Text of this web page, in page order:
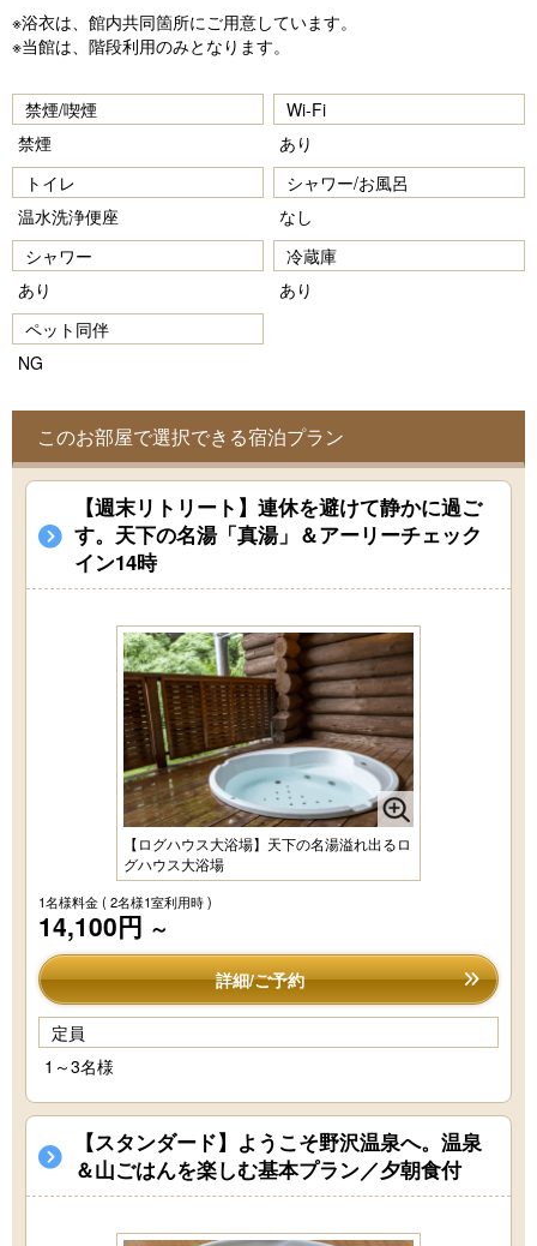
※浴衣は、館内共同箇所にご用意しています。
※当館は、階段利用のみとなります。
禁煙/喫煙
禁煙
Wi-Fi
あり
トイレ
温水洗浄便座
シャワー/お風呂
なし
シャワー
あり
冷蔵庫
あり
ペット同伴
NG
このお部屋で選択できる宿泊プラン
【週末リトリート】連休を避けて静かに過ご
す。天下の名湯「真湯」＆アーリーチェック
イン14時
【ログハウス大浴場】天下の名湯溢れ出るロ
グハウス大浴場
1名様料金( 2名様1室利用時 )
14,100円 ～
詳細/ご予約
定員
1～3名様
【スタンダード】ようこそ野沢温泉へ。温泉
＆山ごはんを楽しむ基本プラン／夕朝食付